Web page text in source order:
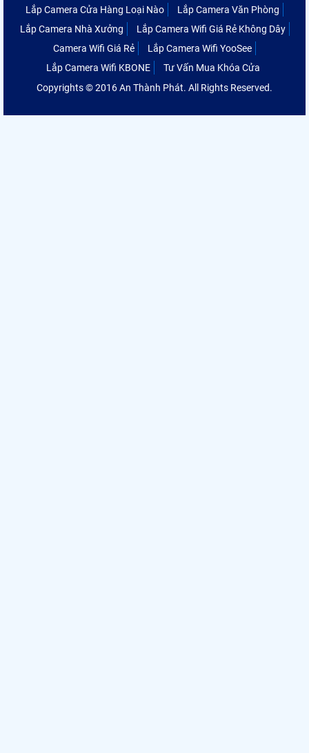
Lắp Camera Cửa Hàng Loại Nào
Lắp Camera Văn Phòng
Lắp Camera Nhà Xưởng
Lắp Camera Wifi Giá Rẻ Không Dây
Camera Wifi Giá Rẻ
Lắp Camera Wifi YooSee
Lắp Camera Wifi KBONE
Tư Vấn Mua Khóa Cửa
Copyrights © 2016 An Thành Phát. All Rights Reserved.